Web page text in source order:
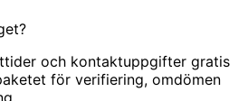
och kontaktuppgifter gratis
för verifiering, omdömen